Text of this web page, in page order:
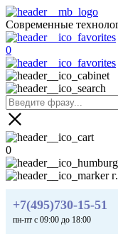
Современные
0
0
+7(495)730-15-51
пн-пт с 09:00 до 18:00